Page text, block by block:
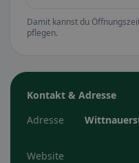
Damit kannst du
pflegen.
Kontakt & Adresse
Adresse
Website